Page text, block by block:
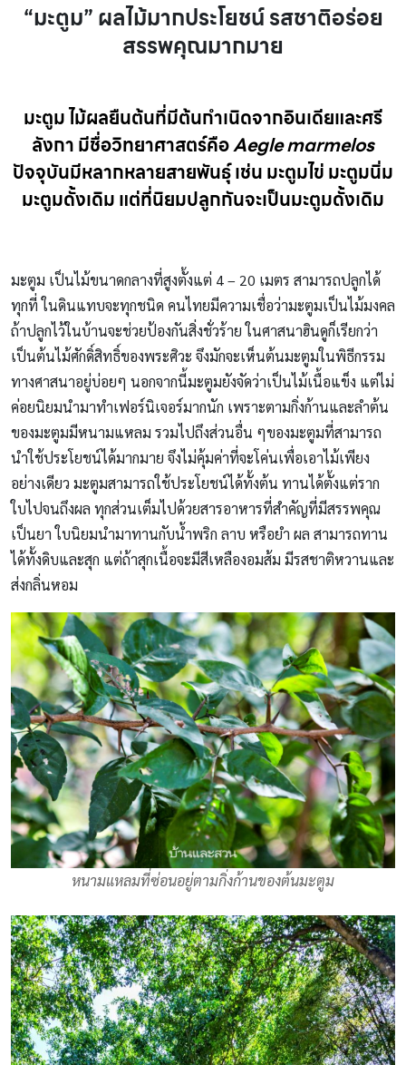
“มะตูม” ผลไม้มากประโยชน์ รสชาติอร่อย
สรรพคุณมากมาย
มะตูม ไม้ผลยืนต้นที่มีต้นกำเนิดจากอินเดียและศรี
ลังกา มีชื่อวิทยาศาสตร์คือAegle marmelos
ปัจจุบันมีหลากหลายสายพันธุ์ เช่นมะตูมไข่ มะตูมนิ่ม
มะตูมดั้งเดิม แต่ที่นิยมปลูกกันจะเป็นมะตูมดั้งเดิม
มะตูม เป็นไม้ขนาดกลางที่สูงตั้งแต่ 4 – 20 เมตร สามารถปลูกได้
ทุกที่ ในดินแทบจะทุกชนิด คนไทยมีความเชื่อว่ามะตูมเป็นไม้มงคล
ถ้าปลูกไว้ในบ้านจะช่วยป้องกันสิ่งชั่วร้าย ในศาสนาฮินดูก็เรียกว่า
เป็นต้นไม้ศักดิ์สิทธิ์ของพระศิวะ จึงมักจะเห็นต้นมะตูมในพิธีกรรม
ทางศาสนาอยู่บ่อยๆ นอกจากนี้มะตูมยังจัดว่าเป็นไม้เนื้อแข็ง แต่ไม่
ค่อยนิยมนำมาทำเฟอร์นิเจอร์มากนัก เพราะตามกิ่งก้านและลำต้น
ของมะตูมมีหนามแหลม รวมไปถึงส่วนอื่น ๆของมะตูมที่สามารถ
นำใช้ประโยชน์ได้มากมาย จึงไม่คุ้มค่าที่จะโค่นเพื่อเอาไม้เพียง
อย่างเดียว มะตูมสามารถใช้ประโยชน์ได้ทั้งต้น ทานได้ตั้งแต่ราก
ใบไปจนถึงผล ทุกส่วนเต็มไปด้วยสารอาหารที่สำคัญที่มีสรรพคุณ
เป็นยา ใบนิยมนำมาทานกับน้ำพริก ลาบ หรือยำ ผล สามารถทาน
ได้ทั้งดิบและสุก แต่ถ้าสุกเนื้อจะมีสีเหลืองอมส้ม มีรสชาติหวานและ
ส่งกลิ่นหอม
หนามแหลมที่ซ่อนอยู่ตามกิ่งก้านของต้นมะตูม